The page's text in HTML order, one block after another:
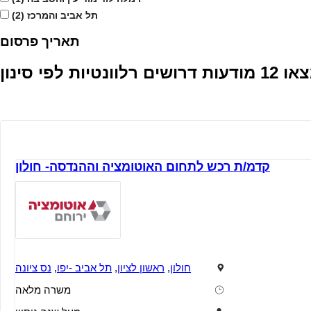
תל אביב והמרכז (2)
תאריך פרסום
רלוונטיות לפי סינון
קדמ/ת רכש לתחום האוטומציה וההנדסה- חולון
חולון, ראשון לציון, תל אביב -יפו, נס ציונה
משרה מלאה